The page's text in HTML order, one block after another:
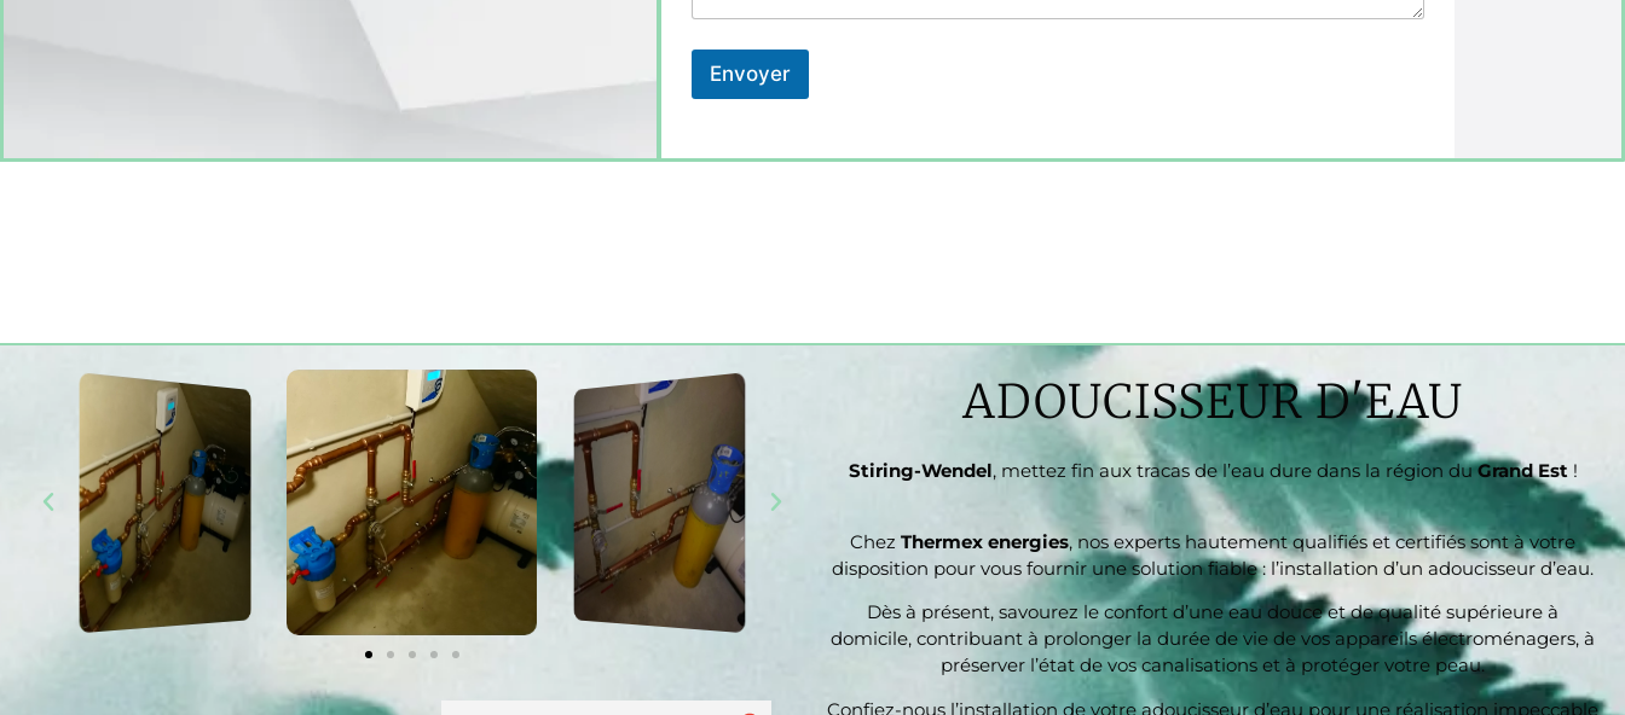
Envoyer
ADOUCISSEUR D'EAU
Stiring-Wendel, mettez fin aux tracas de l’eau dure dans la région duGrand Est!
Chez Thermex energies, nos experts hautement qualifiés et certifiés sont à votre
disposition pour vous fournir une solution fiable : l’installation d’un adoucisseur d’eau.
Dès à présent, savourez le confort d’une eau douce et de qualité supérieure à
domicile, contribuant à prolonger la durée de vie de vos appareils électroménagers, à
préserver l’état de vos canalisations et à protéger votre peau.
Confiez-nous l’installation de votre adoucisseur d’eau pour une réalisation impeccable